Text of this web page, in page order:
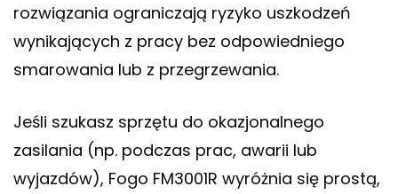
rozwiązania ograniczają ryzyko uszkodzeń
wynikających z pracy bez odpowiedniego
smarowania lub z przegrzewania.
Jeśli szukasz sprzętu do okazjonalnego
zasilania (np. podczas prac, awarii lub
wyjazdów), Fogo FM3001R wyróżnia się prostą,